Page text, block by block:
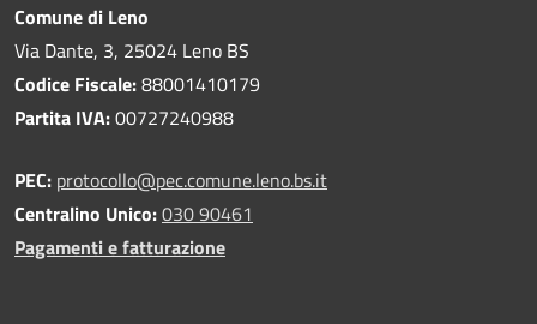
Comune di Leno
Via Dante, 3, 25024 Leno BS
Codice Fiscale:88001410179
Partita IVA:00727240988
PEC: protocollo@pec.comune.leno.bs.it
Centralino Unico:030 90461
Pagamenti e fatturazione